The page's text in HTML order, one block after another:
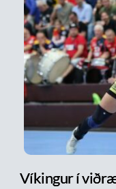
Víkingur í